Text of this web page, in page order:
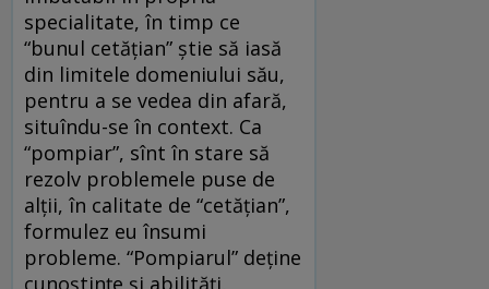
specialitate, în timp ce
“bunul cetăţian” ştie să iasă
din limitele domeniului său,
pentru a se vedea din afară,
situîndu-se în context. Ca
“pompiar”, sînt în stare să
rezolv problemele puse de
alţii, în calitate de “cetăţian”,
formulez eu însumi
probleme. “Pompiarul” deţine